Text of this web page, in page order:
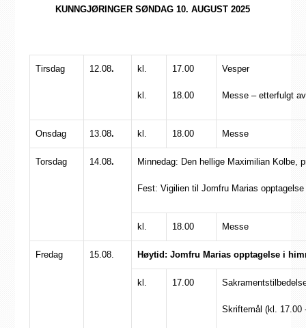
KUNNGJØRINGER SØNDAG 10. AUGUST 2025
Tirsdag 12.08. kl.
kl.
17.00
18.00
Vesper
Messe – etterfulgt
Onsdag 13.08. kl. 18.00 Messe
Torsdag 14.08. Minnedag: Den hellige Maximilian Kolbe,
Fest: Vigilien til Jomfru Marias
kl. 18.00 Messe
Fredag 15.08. Høytid: Jomfru Marias opptagelse i
kl. 17.00
Skriftemål (kl. 17.00